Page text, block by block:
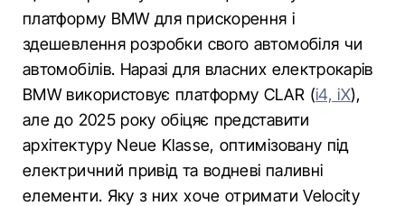
платформу BMW для прискорення і
здешевлення розробки свого автомобіля чи
автомобілів. Наразі для власних електрокарів
BMW використовує платформу CLAR (i4, iX),
але до 2025 року обіцяє представити
архітектуру Neue Klasse, оптимізовану під
електричний привід та водневі паливні
елементи. Яку з них хоче отримати Velocity